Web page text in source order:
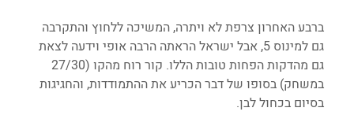
ברבע האחרון צרפת לא ויתרה, המשיכה ללחוץ והתקרבה
גם למינוס 5, אבל ישראל הראתה הרבה אופי וידעה לצאת
במשחק) בסופו של דבר הכריע את ההתמודדות, והחגיגות
בסיום בכחול לבן.